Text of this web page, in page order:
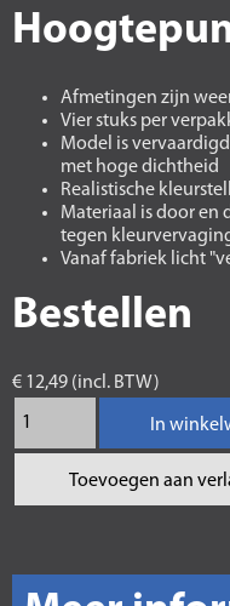
Afmetingen zijn
Vier stuks per
Model is
met hoge dichtheid
Realistische
Materiaal is door en
tegen
Vanaf fabriek licht
Bestellen
€ 12,49 (incl. BTW)
In
Toevoegen aan